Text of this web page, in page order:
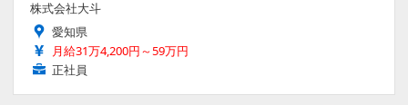
株式会社大斗
愛知県
月給31万4,200円～59万円
正社員